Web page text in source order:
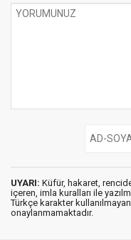
UYARI: Küfür, hakaret,
içeren, imla kuralları ile
Türkçe karakter
onaylanmamaktadır.